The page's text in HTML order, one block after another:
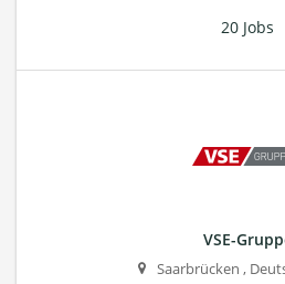
20 Jobs
VSE-
Saarbrücken ,